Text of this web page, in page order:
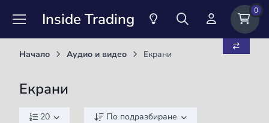
Inside Trading 0
Начало Аудио и видео Екрани
Екрани
20 По подразбиране